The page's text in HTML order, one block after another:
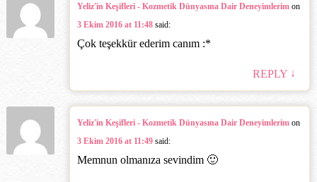
Yeliz'in Keşifleri - Kozmetik Dünyasına Dair Deneyimlerim on
3 Ekim 2016 at 11:48 said:
Çok teşekkür ederim canım :*
REPLY ↓
Yeliz'in Keşifleri - Kozmetik Dünyasına Dair Deneyimlerim on
3 Ekim 2016 at 11:49 said:
Memnun olmanıza sevindim 🙂